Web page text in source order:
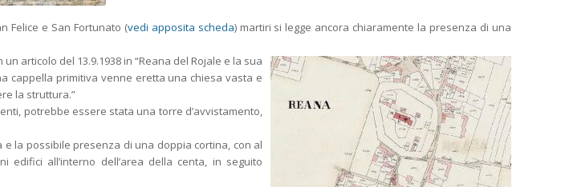
Felice e San Fortunato (vedi apposita scheda) martiri si legge ancora chiaramente la presenza di una
articolo del 13.9.1938 in “Reana del Rojale e la sua
cappella primitiva venne eretta una chiesa vasta e
la struttura.”
potrebbe essere stata una torre d’avvistamento,
la possibile presenza di una doppia cortina, con al
all’interno dell’area della centa, in seguito